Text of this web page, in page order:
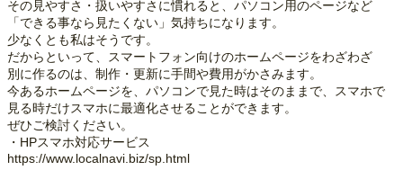
その見やすさ・扱いやすさに慣れると、パソコン用のページなど
「できる事なら見たくない」気持ちになります。
少なくとも私はそうです。
だからといって、スマートフォン向けのホームページをわざわざ
別に作るのは、制作・更新に手間や費用がかさみます。
今あるホームページを、パソコンで見た時はそのままで、スマホで
見る時だけスマホに最適化させることができます。
ぜひご検討ください。
・HPスマホ対応サービス
https://www.localnavi.biz/sp.html